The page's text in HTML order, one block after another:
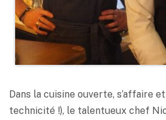
Dans la cuisine ouverte, s’affaire
technicité !), le talentueux chef